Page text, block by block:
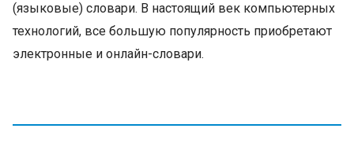
(языковые) словари. В настоящий век компьютерных
технологий, все большую популярность приобретают
электронные и онлайн-словари.